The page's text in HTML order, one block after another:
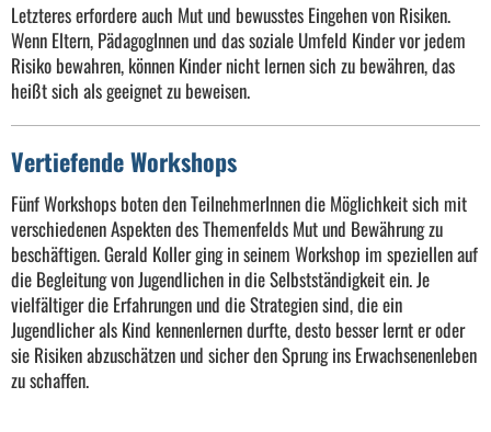
Letzteres erfordere auch Mut und bewusstes Eingehen von Risiken.
Wenn Eltern, PädagogInnen und das soziale Umfeld Kinder vor jedem
Risiko bewahren, können Kinder nicht lernen sich zu bewähren, das
heißt sich als geeignet zu beweisen.
Vertiefende Workshops
Fünf Workshops boten den TeilnehmerInnen die Möglichkeit sich mit
verschiedenen Aspekten des Themenfelds Mut und Bewährung zu
beschäftigen. Gerald Koller ging in seinem Workshop im speziellen auf
die Begleitung von Jugendlichen in die Selbstständigkeit ein. Je
vielfältiger die Erfahrungen und die Strategien sind, die ein
Jugendlicher als Kind kennenlernen durfte, desto besser lernt er oder
sie Risiken abzuschätzen und sicher den Sprung ins Erwachsenenleben
zu schaffen.